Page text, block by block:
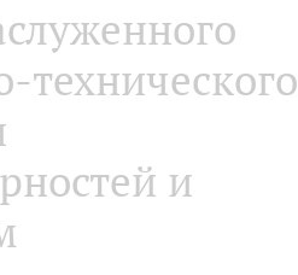
технического
и